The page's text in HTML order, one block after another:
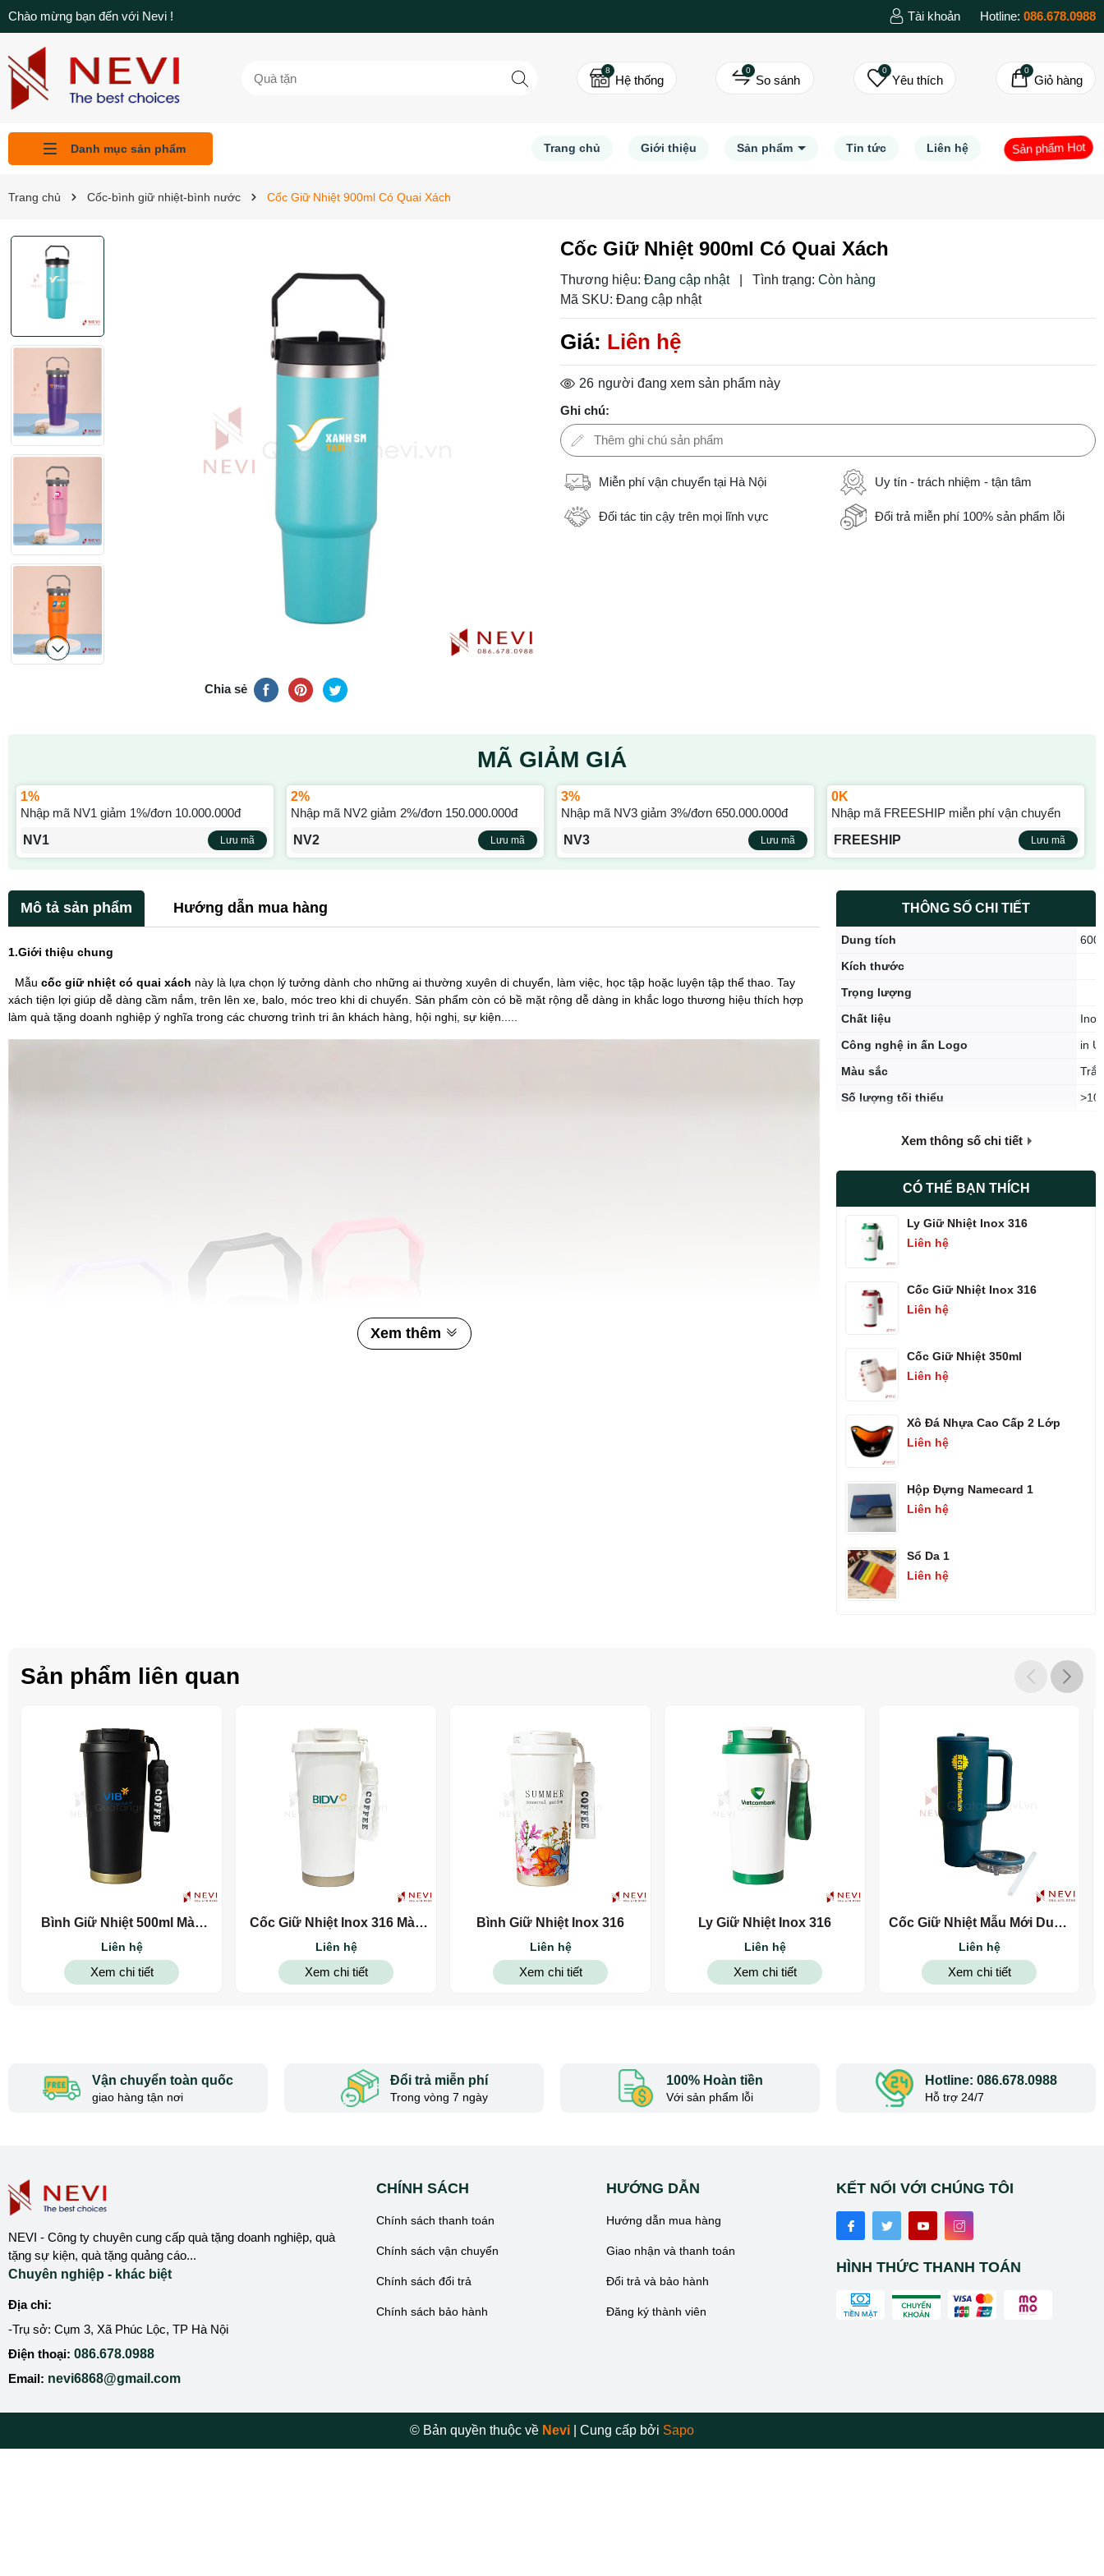
Chào mừng bạn đến với Nevi ! Tài khoản Hotline: 086.678.0988
8
Hệ thống
0
So sánh
0
Yêu thích
0
Giỏ hàng
Danh mục sản phẩm Trang chủ Giới thiệu Sản phẩm Tin tức Liên hệ Sản phẩm Hot
Trang chủ Cốc-bình giữ nhiệt-bình nước Cốc Giữ Nhiệt 900ml Có Quai Xách
Chia sẻ
Cốc Giữ Nhiệt 900ml Có Quai Xách
Thương hiệu: Đang cập nhật Tình trạng: Còn hàng
Mã SKU: Đang cập nhật
Giá: Liên hệ
26 người đang xem sản phẩm này
Ghi chú:
Miễn phí vận chuyển tại Hà Nội Uy tín - trách nhiệm - tận tâm
Đối tác tin cậy trên mọi lĩnh vực Đổi trả miễn phí 100% sản phẩm lỗi
MÃ GIẢM GIÁ
1%
Nhập mã NV1 giảm 1%/đơn 10.000.000đ
NV1
Lưu mã
2%
Nhập mã NV2 giảm 2%/đơn 150.000.000đ
NV2
Lưu mã
3%
Nhập mã NV3 giảm 3%/đơn 650.000.000đ
NV3
Lưu mã
0K
Nhập mã FREESHIP miễn phí vận chuyển
FREESHIP
Lưu mã
Mô tả sản phẩm Hướng dẫn mua hàng
1.Giới thiệu chung
Mẫu cốc giữ nhiệt có quai xách này là lựa chọn lý tưởng dành cho những ai thường xuyên di chuyển, làm việc, học tập hoặc luyện tập thể thao. Tay
xách tiện lợi giúp dễ dàng cầm nắm, trên lên xe, balo, móc treo khi di chuyển. Sản phẩm còn có bề mặt rộng dễ dàng in khắc logo thương hiệu thích hợp
làm quà tặng doanh nghiệp ý nghĩa trong các chương trình tri ân khách hàng, hội nghị, sự kiện.....
2. Đặc điểm nổi bật:
an toàn cho sức khỏe, không gỉ sét, không ám mùi.
: 600ml -750ml -900ml. Phù hợp với nhiều nhu cầu sử dụng từ văn phòng đến dã ngoại, thể thao
Thiết kế quai xách tiện lợi, dễ dàng mang theo hoặc treo lên xe, balo, móc treo khi di chuyển
Xem thêm
THÔNG SỐ CHI TIẾT
Dung tích
Kích thước
Trọng lượng
Chất liệu
Công nghệ in ấn Logo
in
Màu sắc
Số lượng tối thiểu
Xem thông số chi tiết
CÓ THỂ BẠN THÍCH
Ly Giữ Nhiệt Inox 316
Liên hệ
Cốc Giữ Nhiệt Inox 316
Liên hệ
Cốc Giữ Nhiệt 350ml
Liên hệ
Xô Đá Nhựa Cao Cấp 2 Lớp
Liên hệ
Hộp Đựng Namecard 1
Liên hệ
Sổ Da 1
Liên hệ
Sản phẩm liên quan
Bình Giữ Nhiệt 500ml Màu
Đen
Liên hệ
Xem chi tiết
Cốc Giữ Nhiệt Inox 316 Màu
Trắng
Liên hệ
Xem chi tiết
Bình Giữ Nhiệt Inox 316
Liên hệ
Xem chi tiết
Ly Giữ Nhiệt Inox 316
Liên hệ
Xem chi tiết
Cốc Giữ Nhiệt Mẫu Mới Dung
Tích Lớn
Liên hệ
Xem chi tiết
Vận chuyển toàn quốc
giao hàng tận nơi
Đổi trả miễn phí
Trong vòng 7 ngày
100% Hoàn tiền
Với sản phẩm lỗi
Hotline: 086.678.0988
Hỗ trợ 24/7
NEVI - Công ty chuyên cung cấp quà tặng doanh nghiệp, quà
tặng sự kiện, quà tặng quảng cáo...
Chuyên nghiệp - khác biệt
Địa chỉ:
-Trụ sở: Cụm 3, Xã Phúc Lộc, TP Hà Nội
Điện thoại: 086.678.0988
Email: nevi6868@gmail.com
CHÍNH SÁCH
Chính sách thanh toán
Chính sách vận chuyển
Chính sách đổi trả
Chính sách bảo hành
HƯỚNG DẪN
Hướng dẫn mua hàng
Giao nhận và thanh toán
Đổi trả và bảo hành
Đăng ký thành viên
KẾT NỐI VỚI CHÚNG TÔI
HÌNH THỨC THANH TOÁN
© Bản quyền thuộc về Nevi Cung cấp bởi Sapo